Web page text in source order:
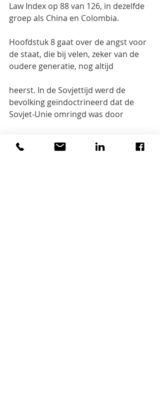
Law Index op 88 van 126, in dezelfde
groep als China en Colombia.
Hoofdstuk 8 gaat over de angst voor
de staat, die bij velen, zeker van de
oudere generatie, nog altijd
heerst. In de Sovjettijd werd de
bevolking geïndoctrineerd dat de
Sovjet-Unie omringd was door
een spion kon zijn. Dat leidde tot een